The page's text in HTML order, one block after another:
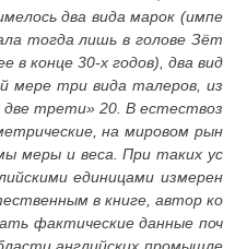
два вида марок (импе
тогда лишь в голове Зёт
в конце 30-х годов), два вид
мере три вида талеров, из
трети» 20. В естествоз
на мировом рын
меры и веса. При таких ус
единицами измерен
в книге, автор ко
фактические данные поч